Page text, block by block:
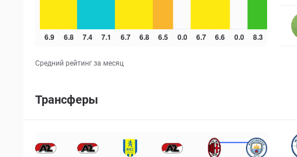
Средний рейтинг за месяц
Трансферы